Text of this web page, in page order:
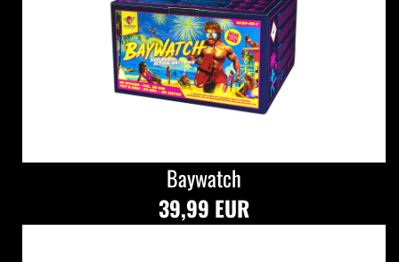
Baywatch
39,99 EUR